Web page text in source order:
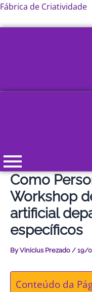
Skip
Fábrica de Criatividade
Como
Workshop
artificial
específicos
ByVinicius Prezado / 19/
Conteúdo da